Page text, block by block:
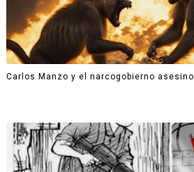
Carlos Manzo y el narcogobierno asesino